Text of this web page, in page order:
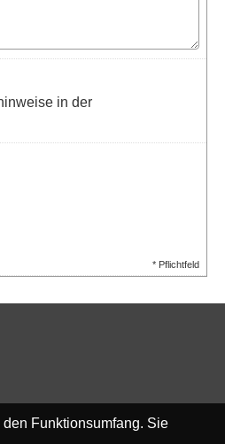
in der
* Pflichtfeld
Funktionsumfang. Sie